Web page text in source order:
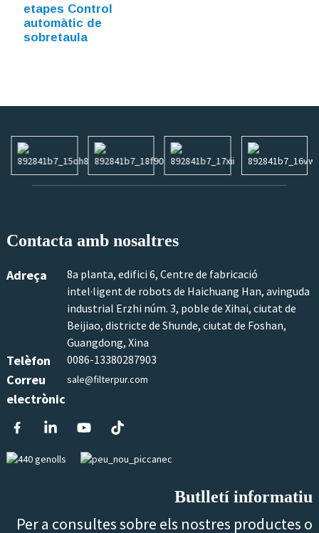
etapes Control
automàtic de
sobretaula
Contacta amb nosaltres
Adreça
8a planta, edifici 6, Centre de fabricació
intel·ligent de robots de Haichuang Han, avinguda
industrial Erzhi núm. 3, poble de Xihai, ciutat de
Beijiao, districte de Shunde, ciutat de Foshan,
Guangdong, Xina
Telèfon 0086-13380287903
Correu
electrònic
sale@filterpur.com
Butlletí informatiu
Per a consultes sobre els nostres productes o